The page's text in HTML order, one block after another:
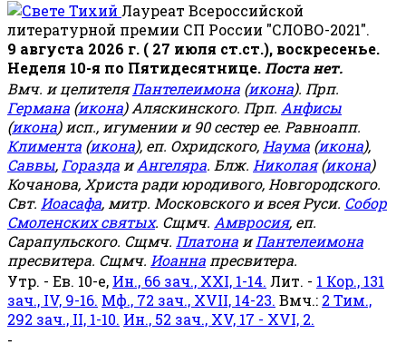
Лауреат Всероссийской
литературной премии СП России "СЛОВО-2021".
9 августа 2026 г. ( 27 июля ст.ст.), воскресенье.
Неделя 10-я по Пятидесятнице. Поста нет.
Вмч. и целителяПантелеимона (икона). Прп.
Германа (икона) Аляскинского. Прп. Анфисы
(икона) исп., игумении и 90 сестер ее. Равноапп.
Климента (икона), еп. Охридского, Наума (икона),
Саввы, Горазда иАнгеляра. Блж. Николая(икона)
Кочанова, Христа ради юродивого, Новгородского.
Свт. Иоасафа, митр. Московского и всея Руси. Собор
Смоленских святых. Сщмч. Амвросия, еп.
Сарапульского. Сщмч. Платона иПантелеимона
пресвитера. Сщмч. Иоанна пресвитера.
Утр. - Ев. 10-е, Ин., 66 зач., XXI, 1-14. Лит. - 1 Кор., 131
зач., IV, 9-16. Мф., 72 зач., XVII, 14-23. Вмч.: 2 Тим.,
292 зач., II, 1-10. Ин., 52 зач., XV, 17 - XVI, 2.
-